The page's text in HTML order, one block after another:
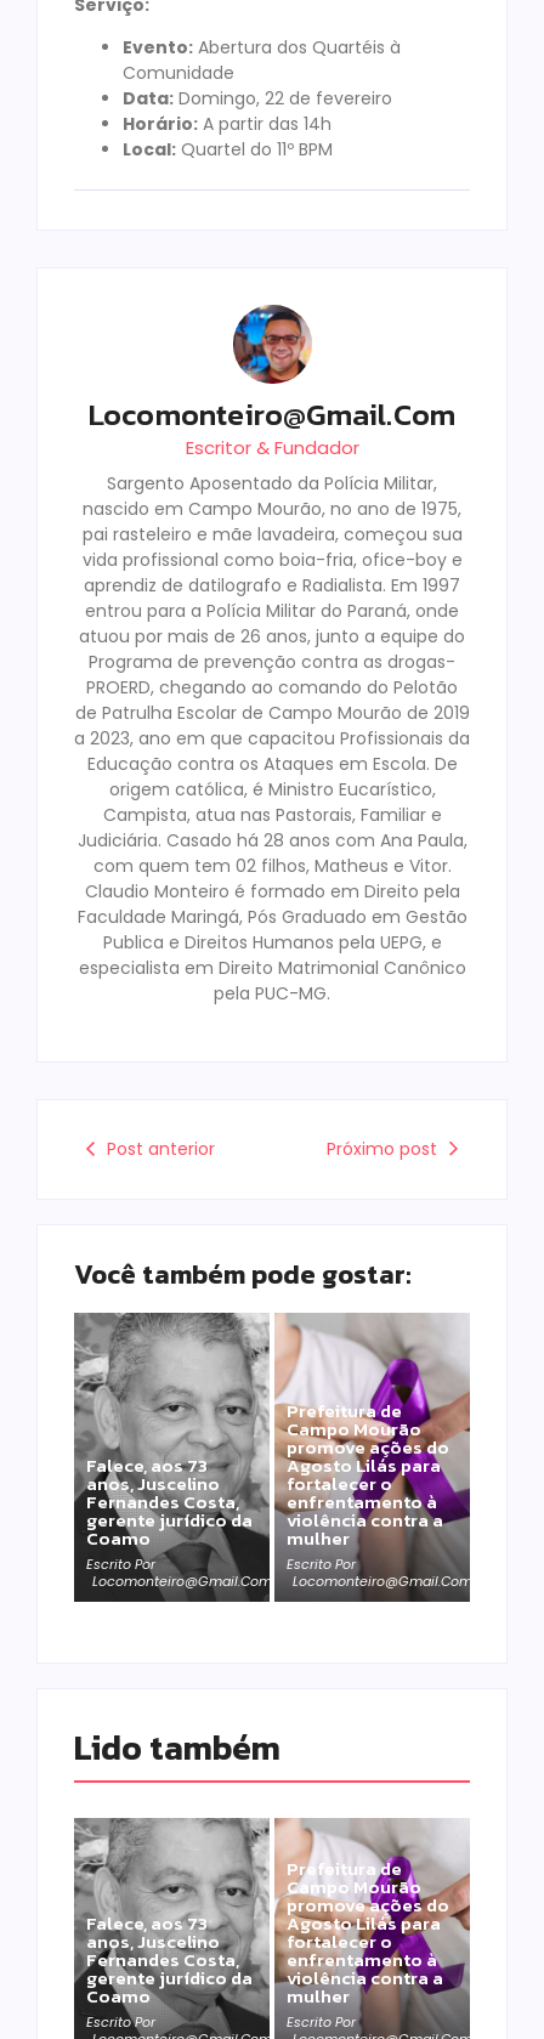
Serviço:
Evento: Abertura dos Quartéis à
Comunidade
Data: Domingo, 22 de fevereiro
Horário: A partir das 14h
Local: Quartel do 11º BPM
Locomonteiro@gmail.com
Escritor & Fundador
Sargento Aposentado da Polícia Militar,
nascido em Campo Mourão, no ano de 1975,
pai rasteleiro e mãe lavadeira, começou sua
vida profissional como boia-fria, ofice-boy e
aprendiz de datilografo e Radialista. Em 1997
entrou para a Polícia Militar do Paraná, onde
atuou por mais de 26 anos, junto a equipe do
Programa de prevenção contra as drogas-
PROERD, chegando ao comando do Pelotão
de Patrulha Escolar de Campo Mourão de 2019
a 2023, ano em que capacitou Profissionais da
Educação contra os Ataques em Escola. De
origem católica, é Ministro Eucarístico,
Campista, atua nas Pastorais, Familiar e
Judiciária. Casado há 28 anos com Ana Paula,
com quem tem 02 filhos, Matheus e Vitor.
Claudio Monteiro é formado em Direito pela
Faculdade Maringá, Pós Graduado em Gestão
Publica e Direitos Humanos pela UEPG, e
especialista em Direito Matrimonial Canônico
pela PUC-MG.
Post anterior Próximo post
Você também pode gostar:
Falece, aos 73
anos, Juscelino
Fernandes Costa,
gerente jurídico da
Coamo
Escrito Por
Locomonteiro@gmail.com
Prefeitura de
Campo Mourão
promove ações do
Agosto Lilás para
fortalecer o
enfrentamento à
violência contra a
mulher
Escrito Por
Locomonteiro@gmail.com
Lido também
Falece, aos 73
anos, Juscelino
Fernandes Costa,
gerente jurídico da
Coamo
Escrito Por
Prefeitura de
Campo Mourão
promove ações do
Agosto Lilás para
fortalecer o
enfrentamento à
violência contra a
mulher
Escrito Por